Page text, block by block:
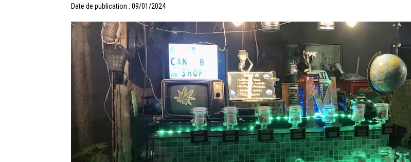
Date de publication : 09/01/2024